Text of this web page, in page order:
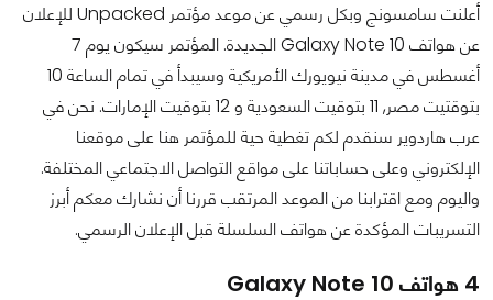
أعلنت سامسونج وبكل رسمي عن موعد مؤتمر Unpacked للإعلان
عن هواتف Galaxy Note 10 الجديدة. المؤتمر سيكون يوم 7
أغسطس في مدينة نيويورك الأمريكية وسيبدأ في تمام الساعة 10
بتوقتيت مصر, 11 بتوقيت السعودية و 12 بتوقيت الإمارات. نحن في
عرب هاردوير سنقدم لكم تغطية حية للمؤتمر هنا على موقعنا
الإلكتروني وعلى حساباتنا على مواقع التواصل الاجتماعي المختلفة.
واليوم ومع اقترابنا من الموعد المرتقب قررنا أن نشارك معكم أبرز
التسريبات المؤكدة عن هواتف السلسلة قبل الإعلان الرسمي.
4 هواتف Galaxy Note 10